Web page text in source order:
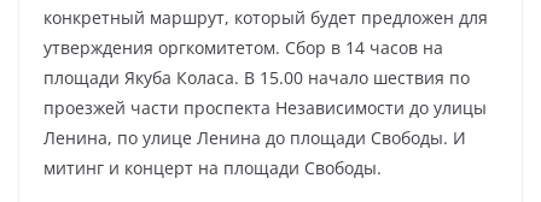
конкретный маршрут, который будет предложен для
утверждения оргкомитетом. Сбор в 14 часов на
площади Якуба Коласа. В 15.00 начало шествия по
проезжей части проспекта Независимости до улицы
Ленина, по улице Ленина до площади Свободы. И
митинг и концерт на площади Свободы.